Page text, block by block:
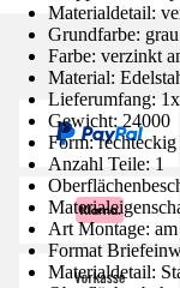
Materialdetail:
Grundfarbe: grau
Farbe: verzinkt
Material:
Lieferumfang:
Gewicht: 24000
Form: rechteckig
Anzahl Teile: 1
Art Montage:
Format
Materialdetail: